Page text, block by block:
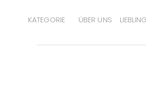
KATEGORIE ÜBER UNS